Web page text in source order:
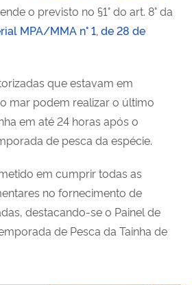
o previsto no §1° do art. 8° da
MPA/MMA n° 1, de 28 de
que estavam em
mar podem realizar o último
em até 24 horas após o
de pesca da espécie.
em cumprir todas as
no fornecimento de
destacando-se o Painel de
de Pesca da Tainha de